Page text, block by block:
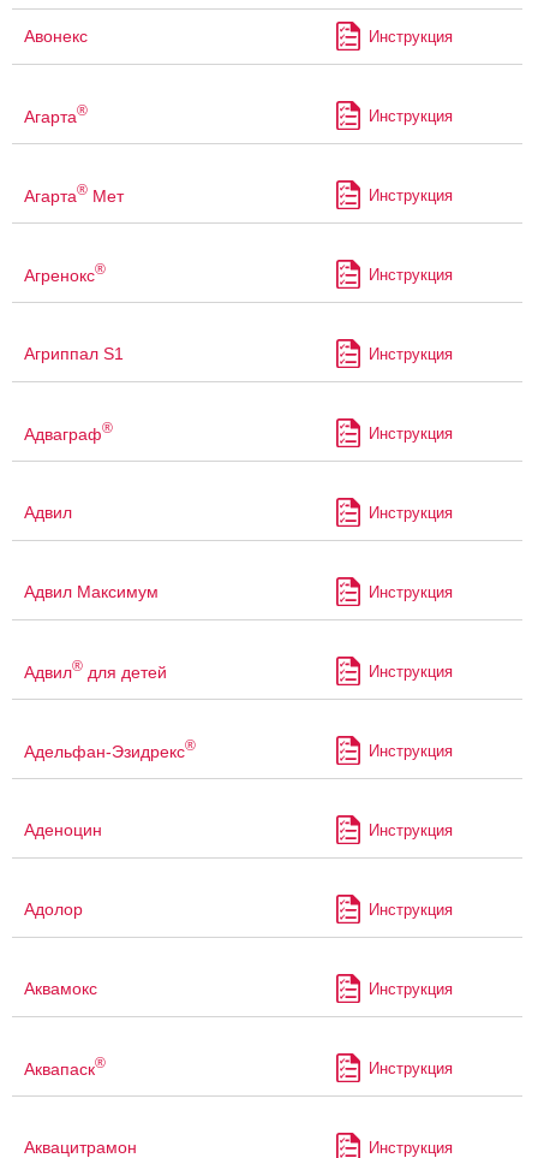
Авонекс Инструкция
Агарта® Инструкция
Агарта® Мет Инструкция
Агренокс® Инструкция
Агриппал S1 Инструкция
Адваграф® Инструкция
Адвил Инструкция
Адвил Максимум Инструкция
Адвил® для детей Инструкция
Адельфан-Эзидрекс® Инструкция
Аденоцин Инструкция
Адолор Инструкция
Аквамокс Инструкция
Аквапаск® Инструкция
Аквацитрамон Инструкция